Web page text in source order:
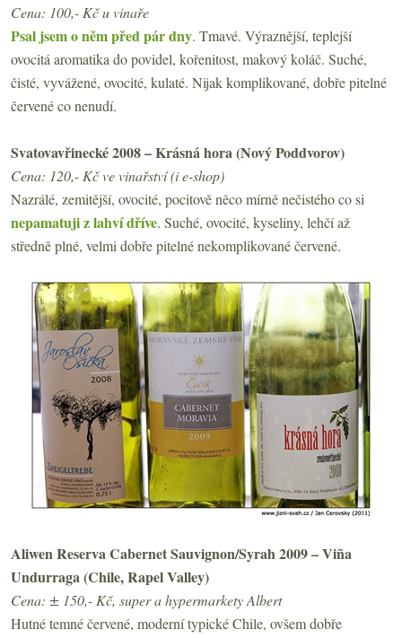
Cena: 100,- Kč u vinaře
Psal jsem o něm před pár dny. Tmavé. Výraznější, teplejší
ovocitá aromatika do povidel, kořenitost, makový koláč. Suché,
čisté, vyvážené, ovocité, kulaté. Nijak komplikované, dobře pitelné
červené co nenudí.
Svatovavřinecké 2008 – Krásná hora (Nový Poddvorov)
Cena: 120,- Kč ve vinařství (i e-shop)
Nazrálé, zemitější, ovocité, pocitově něco mírně nečistého co si
nepamatuji z lahví dříve. Suché, ovocité, kyseliny, lehčí až
středně plné, velmi dobře pitelné nekomplikované červené.
Aliwen Reserva Cabernet Sauvignon/Syrah 2009 – Viña
Undurraga (Chile, Rapel Valley)
Cena: ± 150,- Kč, super a hypermarkety Albert
Hutné temné červené, moderní typické Chile, ovšem dobře